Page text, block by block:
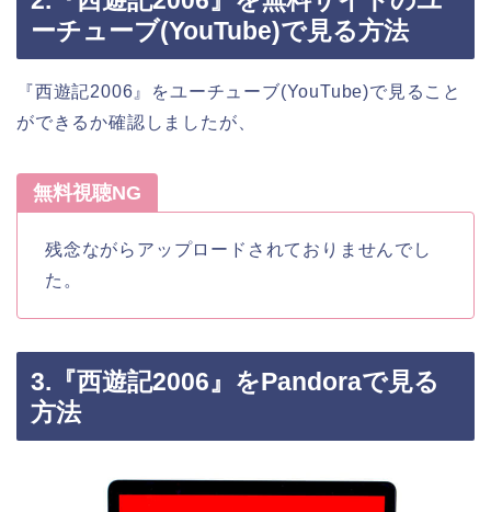
ーチューブ(YouTube)で見る方法
『西遊記2006』をユーチューブ(YouTube)で見ること
ができるか確認しましたが、
無料視聴NG
残念ながらアップロードされておりませんでし
た。
3.『西遊記2006』をPandoraで見る
方法